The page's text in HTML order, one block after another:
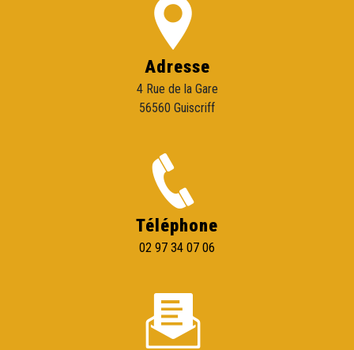
Adresse
4 Rue de la Gare
56560 Guiscriff
Téléphone
02 97 34 07 06